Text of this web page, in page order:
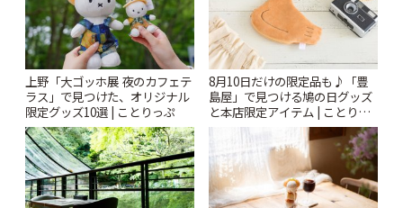
上野「大ゴッホ展 夜のカフェテ
ラス」で見つけた、オリジナル
限定グッズ10選 | ことりっぷ
8月10日だけの限定品も♪「豊
島屋」で見つける鳩の日グッズ
と本店限定アイテム | ことりっ
ぷ